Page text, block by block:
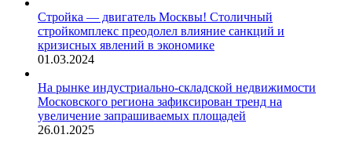
Стройка — двигатель Москвы! Столичный
стройкомплекс преодолел влияние санкций и
кризисных явлений в экономике
01.03.2024
На рынке индустриально-складской недвижимости
Московского региона зафиксирован тренд на
увеличение запрашиваемых площадей
26.01.2025